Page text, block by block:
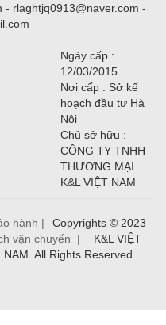
- rlaghtjq0913@naver.com -
Ngày cấp :
12/03/2015
Nơi cấp : Sở kế
hoạch đầu tư Hà
Nội
Chủ sở hữu :
CÔNG TY TNHH
THƯƠNG MẠI
K&L VIỆT NAM
hành |
vận chuyển |
Copyrights © 2023
K&L VIỆT
NAM. All Rights Reserved.